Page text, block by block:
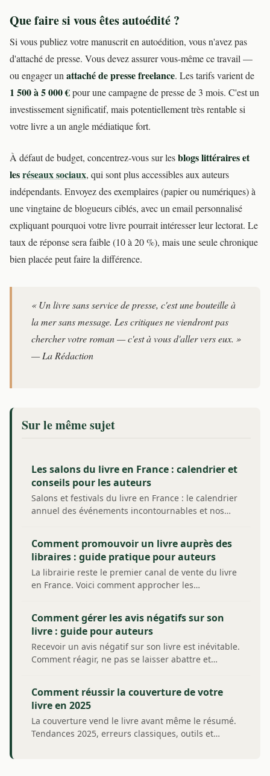
Que faire si vous êtes autoédité ?
Si vous publiez votre manuscrit en autoédition, vous n'avez pas
d'attaché de presse. Vous devez assurer vous-même ce travail —
ou engager unattaché de presse freelance. Les tarifs varient de
1 500 à 5 000 €pour une campagne de presse de 3 mois. C'est un
investissement significatif, mais potentiellement très rentable si
votre livre a un angle médiatique fort.
À défaut de budget, concentrez-vous sur lesblogs littéraires et
lesréseaux sociaux, qui sont plus accessibles aux auteurs
indépendants. Envoyez des exemplaires (papier ou numériques) à
une vingtaine de blogueurs ciblés, avec un email personnalisé
expliquant pourquoi votre livre pourrait intéresser leur lectorat. Le
taux de réponse sera faible (10 à 20 %), mais une seule chronique
bien placée peut faire la différence.
« Un livre sans service de presse, c'est une bouteille à
la mer sans message. Les critiques ne viendront pas
chercher votre roman — c'est à vous d'aller vers eux. »
— La Rédaction
Sur le même sujet
Les salons du livre en France : calendrier et
conseils pour les auteurs
Salons et festivals du livre en France : le calendrier
annuel des événements incontournables et nos…
Comment promouvoir un livre auprès des
libraires : guide pratique pour auteurs
La librairie reste le premier canal de vente du livre
en France. Voici comment approcher les…
Comment gérer les avis négatifs sur son
livre : guide pour auteurs
Recevoir un avis négatif sur son livre est inévitable.
Comment réagir, ne pas se laisser abattre et…
Comment réussir la couverture de votre
livre en 2025
La couverture vend le livre avant même le résumé.
Tendances 2025, erreurs classiques, outils et…